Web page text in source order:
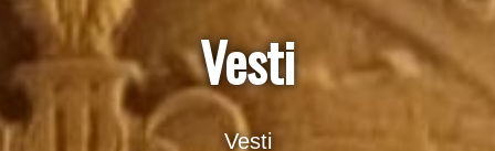
Vesti
Vesti